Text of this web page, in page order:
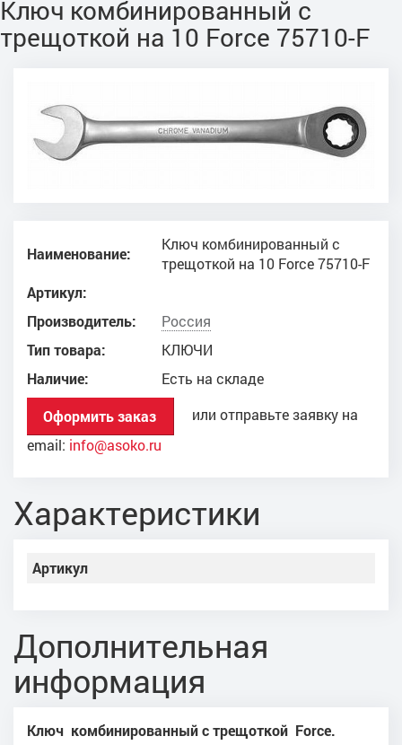
Ключ комбинированный с
трещоткой на 10 Force 75710-F
Наименование:
Ключ комбинированный с
трещоткой на 10 Force 75710-F
Артикул:
Производитель:
Россия
Тип товара:
КЛЮЧИ
Наличие:
Есть на складе
Оформить заказ
или отправьте заявку на
email: info@asoko.ru
Характеристики
Артикул
Дополнительная
информация
Ключ комбинированный с трещоткой Force.